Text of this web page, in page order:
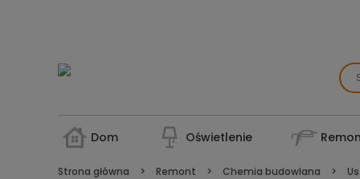
Dom Oświetlenie
Strona główna Remont Chemia budowlana